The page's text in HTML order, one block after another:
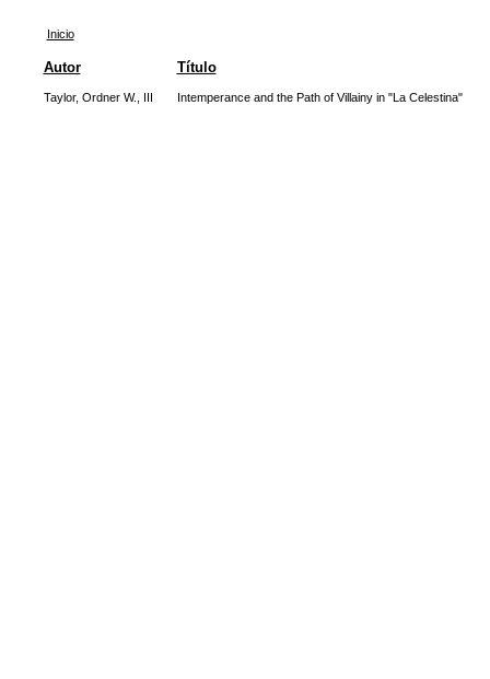
Inicio
Autor Título
Taylor, Ordner W., III Intemperance and the Path of Villainy in "La Celestina"